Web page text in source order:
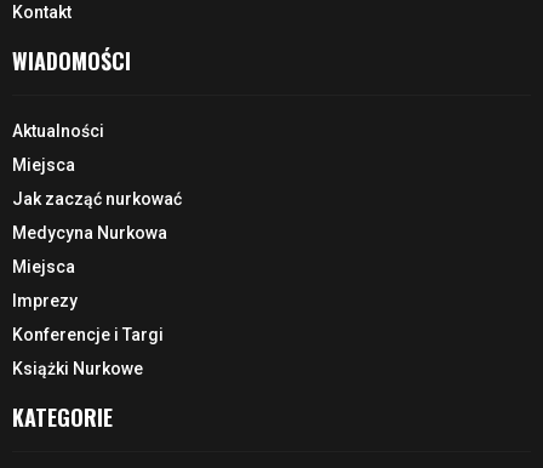
Kontakt
WIADOMOŚCI
Aktualności
Miejsca
Jak zacząć nurkować
Medycyna Nurkowa
Miejsca
Imprezy
Konferencje i Targi
Książki Nurkowe
KATEGORIE